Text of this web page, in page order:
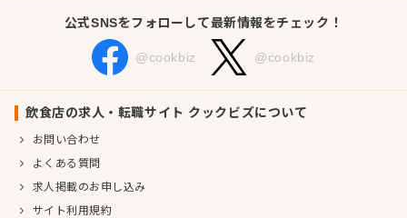
公式SNSをフォローして最新情報をチェック！
@cookbiz @cookbiz
飲食店の求人・転職サイト クックビズについて
お問い合わせ
よくある質問
求人掲載のお申し込み
サイト利用規約